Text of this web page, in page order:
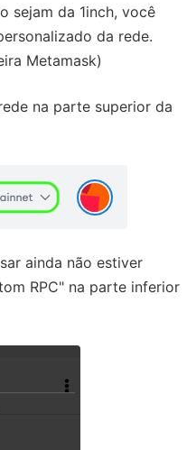
sejam da 1inch, você
da rede.
Metamask)
na parte superior da
ainda não estiver
RPC" na parte inferior